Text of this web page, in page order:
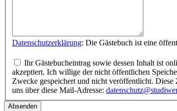
Datenschutzerklärung
Ihr Gästebucheintrag sowie dessen Inhalt ist online für alle Nutzer einsehbar und auf der Webseite www.studiwerk.de veröffentlicht. Ich habe diese Ergänzung zur Datenschutzerklärung gelesen und
akzeptiert. Ich willige der nicht öffentlichen Speicherung meiner E-Mail-Adresse ein und stimme der Veröffentlichung meines Namens im Gästebuch zu. Ihre E-Mail-Adresse wird ausschließlich für interne
Zwecke gespeichert und nicht veröffentlicht. Diese Zustimmungen ermöglicht uns, Sie bei Rückfragen persönlich zu kontaktieren. Hinweis: Ihre Zustimmungen können Sie jederzeit widerrufen, indem Sie
uns über diese Mail-Adresse:
Absenden